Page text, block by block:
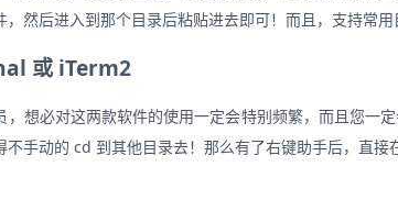
，然后进入到那个目录后粘贴进去即可！而且，支持常用
或 iTerm2
，想必对这两款软件的使用一定会特别频繁，而且您一
不手动的 cd 到其他目录去！那么有了右键助手后，直接